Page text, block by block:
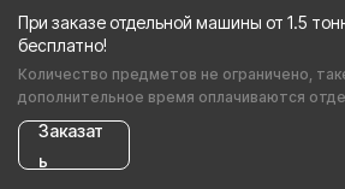
При заказе отдельной машины от 1.5
бесплатно!
Количество предметов не ограничено,
дополнительное время оплачиваются
Заказат
ь